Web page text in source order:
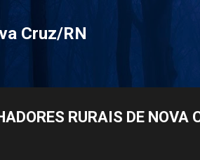
Cruz/RN
RURAIS DE NOVA